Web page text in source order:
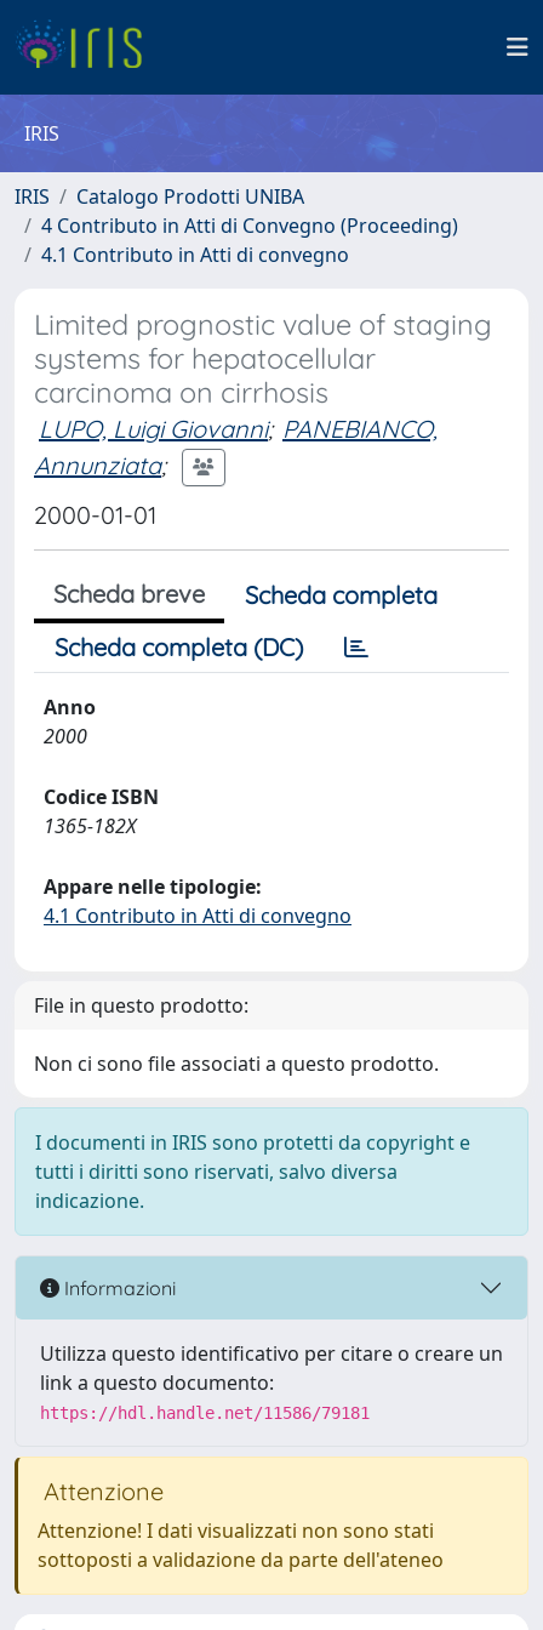
IRIS
IRIS
Catalogo Prodotti UNIBA
4 Contributo in Atti di Convegno (Proceeding)
4.1 Contributo in Atti di convegno
Limited prognostic value of staging
systems for hepatocellular
carcinoma on cirrhosis
LUPO, Luigi Giovanni; PANEBIANCO,
Annunziata;
2000-01-01
Scheda breve
Scheda completa
Scheda completa (DC)
Anno
2000
Codice ISBN
1365-182X
Appare nelle tipologie:
4.1 Contributo in Atti di convegno
File in questo prodotto:
Non ci sono file associati a questo prodotto.
I documenti in IRIS sono protetti da copyright e
tutti i diritti sono riservati, salvo diversa
indicazione.
Informazioni
Utilizza questo identificativo per citare o creare un
link a questo documento:
https://hdl.handle.net/11586/79181
Attenzione
Attenzione! I dati visualizzati non sono stati
sottoposti a validazione da parte dell'ateneo